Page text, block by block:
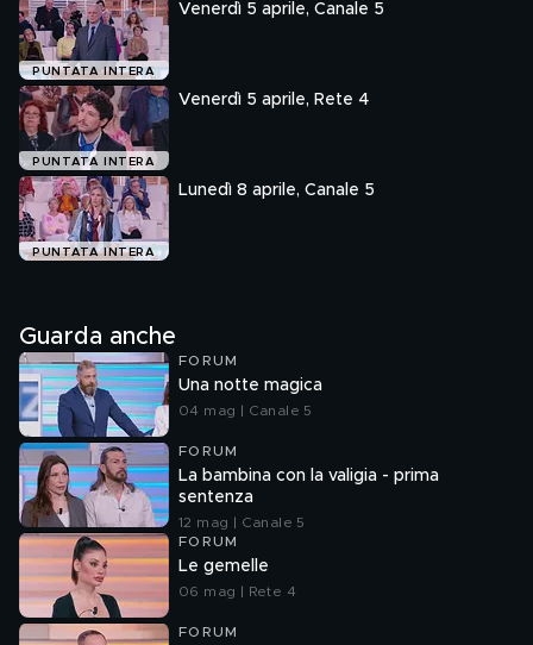
PUNTATA INTERA
Venerdì 5 aprile, Canale 5
PUNTATA INTERA
Venerdì 5 aprile, Rete 4
PUNTATA INTERA
Lunedì 8 aprile, Canale 5
Guarda anche
FORUM
Una notte magica
04 mag | Canale 5
FORUM
La bambina con la valigia - prima
sentenza
12 mag | Canale 5
FORUM
Le gemelle
06 mag | Rete 4
FORUM